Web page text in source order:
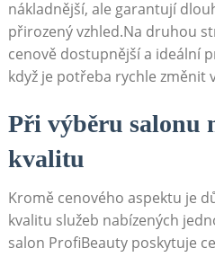
nákladnější, ale garantují
přirozený vzhled.Na druhou
cenově dostupnější a ideální
když je potřeba rychle změnit
Při výběru salonu
kvalitu
Kromě cenového aspektu je
kvalitu služeb nabízených
salon ProfiBeauty poskytuje